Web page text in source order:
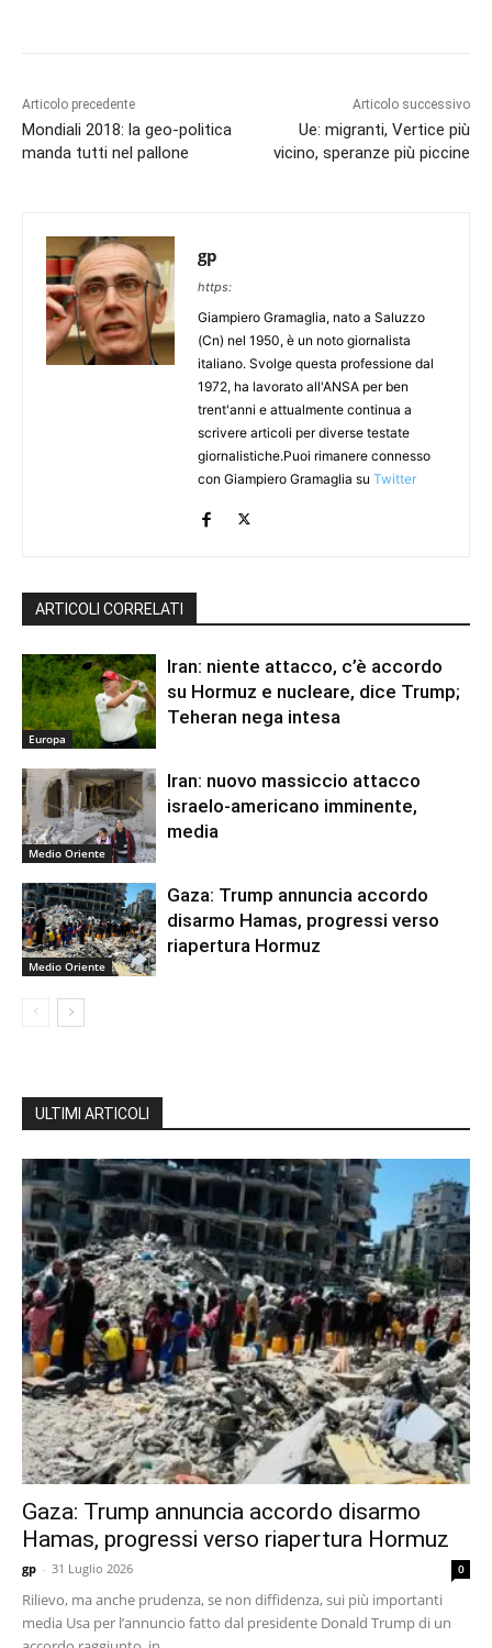
Articolo precedente
Mondiali 2018: la geo-politica
manda tutti nel pallone
Articolo successivo
Ue: migranti, Vertice più
vicino, speranze più piccine
gp
https:
Giampiero Gramaglia, nato a Saluzzo
(Cn) nel 1950, è un noto giornalista
italiano. Svolge questa professione dal
1972, ha lavorato all'ANSA per ben
trent'anni e attualmente continua a
scrivere articoli per diverse testate
giornalistiche.Puoi rimanere connesso
con Giampiero Gramaglia su Twitter
ARTICOLI CORRELATI
Europa
Iran: niente attacco, c’è accordo
su Hormuz e nucleare, dice Trump;
Teheran nega intesa
Medio Oriente
Iran: nuovo massiccio attacco
israelo-americano imminente,
media
Medio Oriente
Gaza: Trump annuncia accordo
disarmo Hamas, progressi verso
riapertura Hormuz
ULTIMI ARTICOLI
Gaza: Trump annuncia accordo disarmo
Hamas, progressi verso riapertura Hormuz
gp - 31 Luglio 2026 0
Rilievo, ma anche prudenza, se non diffidenza, sui più importanti
media Usa per l’annuncio fatto dal presidente Donald Trump di un